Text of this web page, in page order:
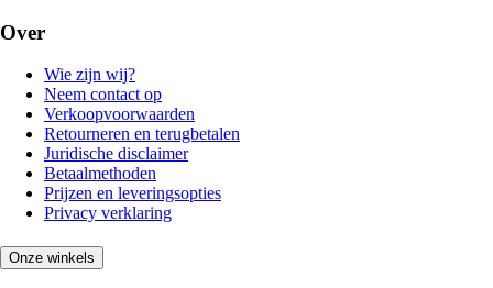
Over
Wie zijn wij?
Neem contact op
Verkoopvoorwaarden
Retourneren en terugbetalen
Juridische disclaimer
Betaalmethoden
Prijzen en leveringsopties
Privacy verklaring
Onze winkels